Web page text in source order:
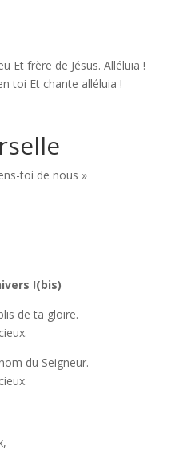
Et frère de Jésus. Alléluia !
toi Et chante alléluia !
toi de nous »
!(bis)
de ta gloire.
du Seigneur.